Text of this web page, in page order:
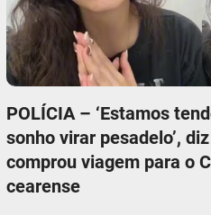
POLÍCIA – ‘Estamos
sonho virar pesadelo’,
comprou viagem para o
cearense